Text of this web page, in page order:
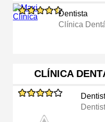
Dentista
Clínica
CLÍNICA